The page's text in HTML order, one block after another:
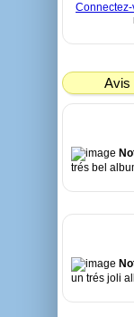
Avis
trés bel
un trés joli